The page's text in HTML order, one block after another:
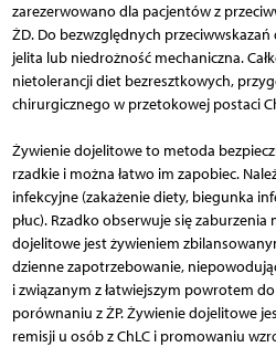
zarezerwowano dla pacjentów z
ŻD. Do bezwzględnych przeciwwskazań
jelita lub niedrożność mechaniczna.
nietolerancji diet bezresztkowych,
chirurgicznego w przetokowej postaci
Żywienie dojelitowe to metoda
rzadkie i można łatwo im zapobiec.
infekcyjne (zakażenie diety, biegunka
płuc). Rzadko obserwuje się
dojelitowe jest żywieniem
dzienne zapotrzebowanie,
i związanym z łatwiejszym powrotem
porównaniu z ŻP. Żywienie dojelitowe
remisji u osób z ChLC i promowaniu